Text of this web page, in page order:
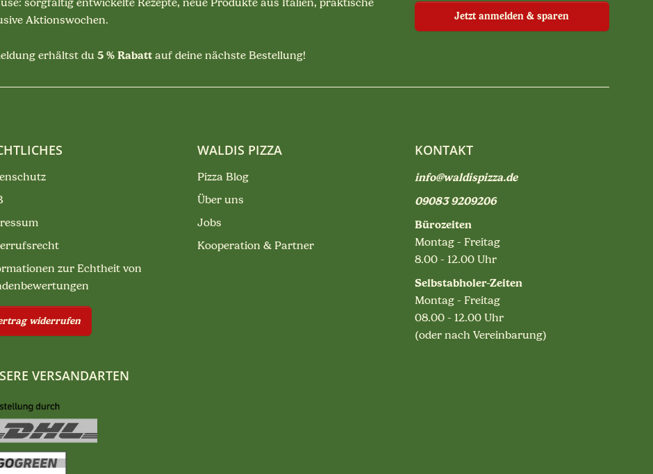
Aktionswochen.
erhältst du 5 % Rabatt auf deine nächste Bestellung!
Jetzt anmelden & sparen
zur Echtheit von
widerrufen
WALDIS PIZZA
Pizza Blog
Über uns
Jobs
Kooperation & Partner
KONTAKT
info@waldispizza.de
09083 9209206
Bürozeiten
Montag - Freitag
8.00 - 12.00 Uhr
Selbstabholer-Zeiten
Montag - Freitag
08.00 - 12.00 Uhr
(oder nach Vereinbarung)
VERSANDARTEN